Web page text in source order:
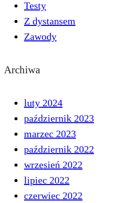
Testy
Z dystansem
Zawody
Archiwa
luty 2024
październik 2023
marzec 2023
październik 2022
wrzesień 2022
lipiec 2022
czerwiec 2022